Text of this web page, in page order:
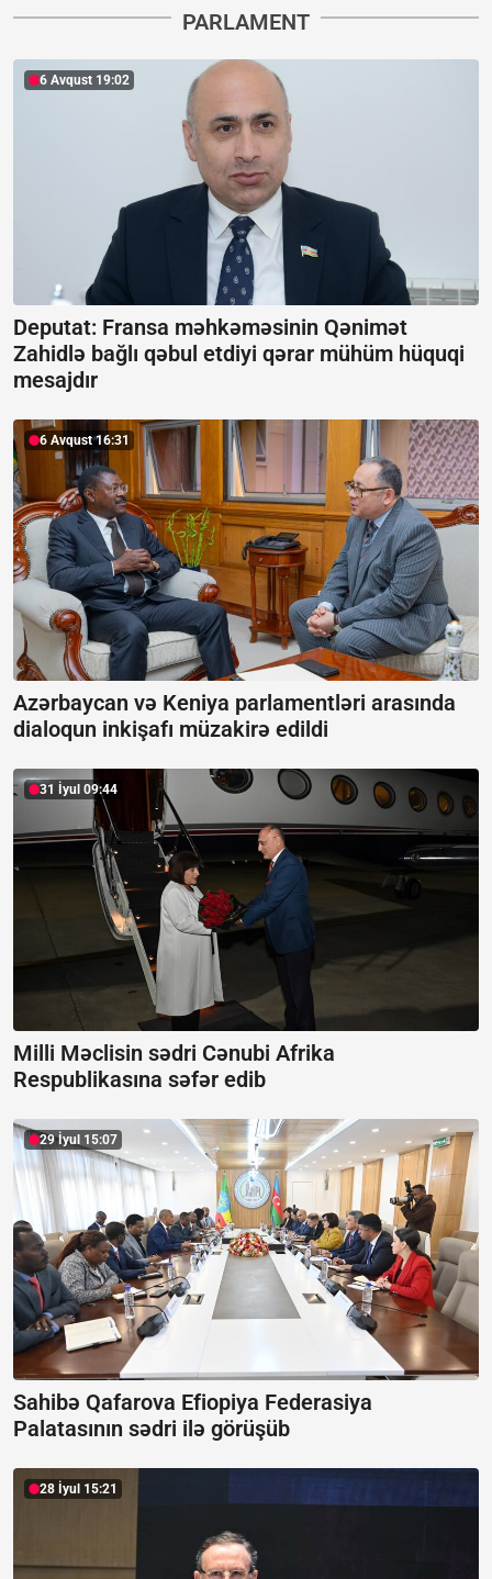
PARLAMENT
6 Avqust 19:02
Deputat: Fransa məhkəməsinin Qənimət
Zahidlə bağlı qəbul etdiyi qərar mühüm hüquqi
mesajdır
6 Avqust 16:31
Azərbaycan və Keniya parlamentləri arasında
dialoqun inkişafı müzakirə edildi
31 İyul 09:44
Milli Məclisin sədri Cənubi Afrika
Respublikasına səfər edib
29 İyul 15:07
Sahibə Qafarova Efiopiya Federasiya
Palatasının sədri ilə görüşüb
28 İyul 15:21